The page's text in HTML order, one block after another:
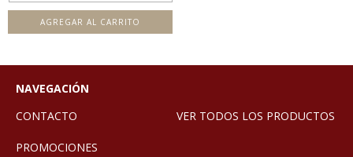
AGREGAR AL CARRITO
NAVEGACIÓN
CONTACTO
VER TODOS LOS PRODUCTOS
PROMOCIONES